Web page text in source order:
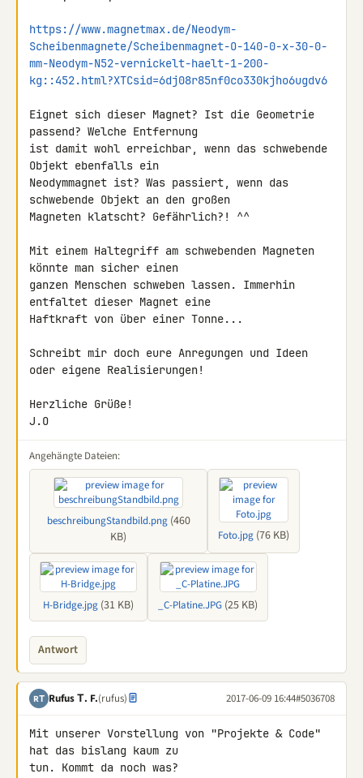
https://www.magnetmax.de/Neodym-
Scheibenmagnete/Scheibenmagnet-O-140-0-x-30-0-
mm-Neodym-N52-vernickelt-haelt-1-200-
kg::452.html?XTCsid=6dj08r85nf0co330kjho6ugdv6
Eignet sich dieser Magnet? Ist die Geometrie
passend? Welche Entfernung
ist damit wohl erreichbar, wenn das schwebende
Objekt ebenfalls ein
Neodymmagnet ist? Was passiert, wenn das
schwebende Objekt an den großen
Magneten klatscht? Gefährlich?! ^^
Mit einem Haltegriff am schwebenden Magneten
könnte man sicher einen
ganzen Menschen schweben lassen. Immerhin
entfaltet dieser Magnet eine
Haftkraft von über einer Tonne...
Schreibt mir doch eure Anregungen und Ideen
oder eigene Realisierungen!
Herzliche Grüße!
J.O
Angehängte Dateien:
beschreibungStandbild.png(460
KB)
Foto.jpg (76 KB)
H-Bridge.jpg (31 KB) _C-Platine.JPG (25 KB)
Antwort
RΤ Rufus Τ. F.(rufus) 2017-06-09 16:44#5036708
Mit unserer Vorstellung von "Projekte & Code"
hat das bislang kaum zu
tun. Kommt da noch was?